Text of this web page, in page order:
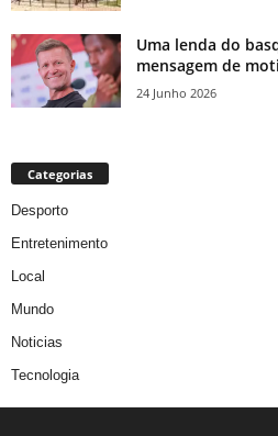
Uma lenda do
mensagem de
24 Junho 2026
Categorias
Desporto
Entretenimento
Local
Mundo
Noticias
Tecnologia